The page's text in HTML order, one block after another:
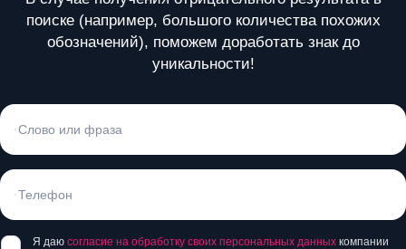
поиске (например, большого количества похожих
обозначений), поможем доработать знак до
уникальности!
Я даю согласие на обработку своих персональных данных компании